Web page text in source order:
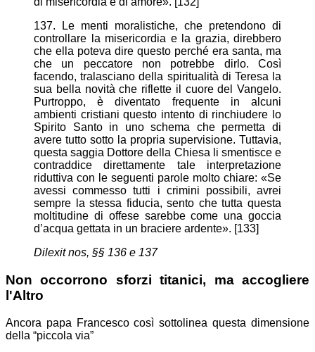
137. Le menti moralistiche, che pretendono di
controllare la misericordia e la grazia, direbbero
che ella poteva dire questo perché era santa, ma
che un peccatore non potrebbe dirlo. Così
facendo, tralasciano della spiritualità di Teresa la
sua bella novità che riflette il cuore del Vangelo.
Purtroppo, è diventato frequente in alcuni
ambienti cristiani questo intento di rinchiudere lo
Spirito Santo in uno schema che permetta di
avere tutto sotto la propria supervisione. Tuttavia,
questa saggia Dottore della Chiesa li smentisce e
contraddice direttamente tale interpretazione
riduttiva con le seguenti parole molto chiare: «Se
avessi commesso tutti i crimini possibili, avrei
sempre la stessa fiducia, sento che tutta questa
moltitudine di offese sarebbe come una goccia
d’acqua gettata in un braciere ardente». [133]
Dilexit nos, §§ 136 e 137
Non occorrono sforzi titanici, ma accogliere
l'Altro
Ancora papa Francesco così sottolinea questa dimensione
della “piccola via”